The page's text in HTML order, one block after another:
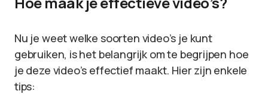
Nu je weet welke soorten video’s je kunt
gebruiken, is het belangrijk om te begrijpen hoe
je deze video’s effectief maakt. Hier zijn enkele
tips: